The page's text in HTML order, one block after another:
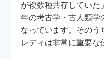
が複数種共存していた
年の考古学・古人類学
なっています。そのう
レディは非常に重要な